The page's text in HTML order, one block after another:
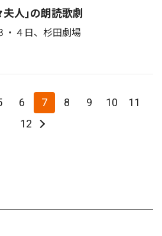
夫人｣の朗読歌劇
・４日、杉田劇場
6 7 8 9 10
11
12